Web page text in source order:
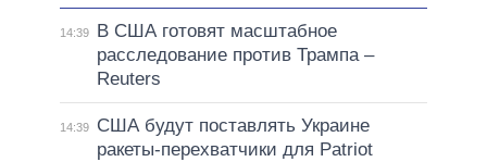
14:39
В США готовят масштабное
расследование против Трампа –
Reuters
14:39
США будут поставлять Украине
ракеты-перехватчики для Patriot